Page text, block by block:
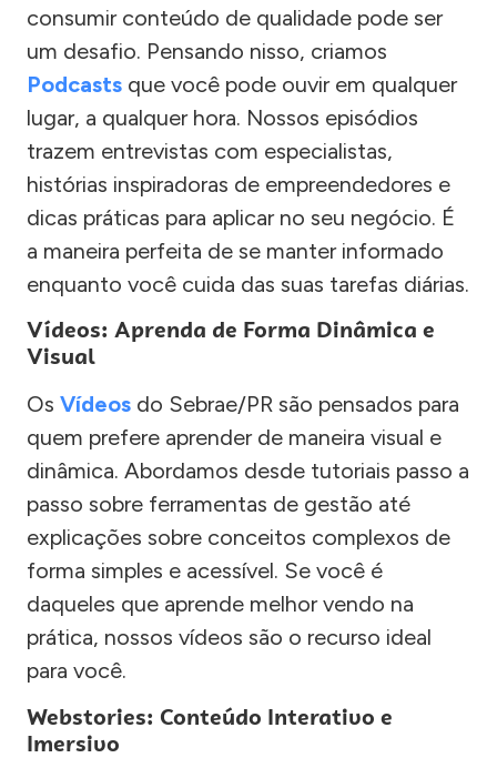
consumir conteúdo de qualidade pode ser
um desafio. Pensando nisso, criamos
Podcasts que você pode ouvir em qualquer
lugar, a qualquer hora. Nossos episódios
trazem entrevistas com especialistas,
histórias inspiradoras de empreendedores e
dicas práticas para aplicar no seu negócio. É
a maneira perfeita de se manter informado
enquanto você cuida das suas tarefas diárias.
Vídeos: Aprenda de Forma Dinâmica e
Visual
Os Vídeos do Sebrae/PR são pensados para
quem prefere aprender de maneira visual e
dinâmica. Abordamos desde tutoriais passo a
passo sobre ferramentas de gestão até
explicações sobre conceitos complexos de
forma simples e acessível. Se você é
daqueles que aprende melhor vendo na
prática, nossos vídeos são o recurso ideal
para você.
Webstories: Conteúdo Interativo e
Imersivo